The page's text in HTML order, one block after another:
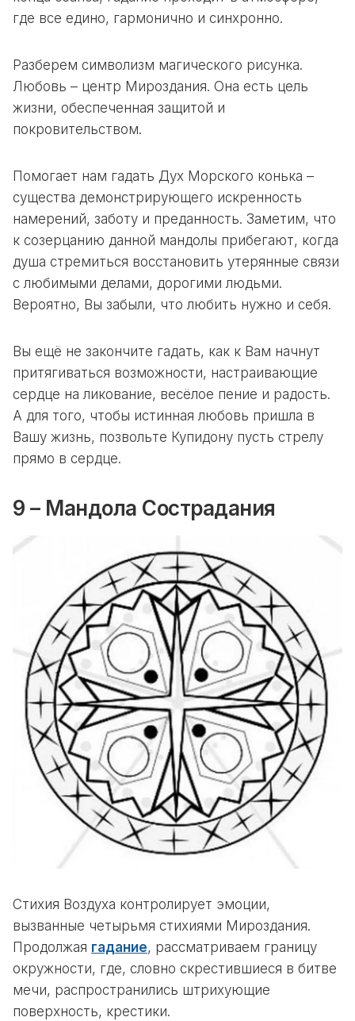
где все едино, гармонично и синхронно.
Разберем символизм магического рисунка.
Любовь – центр Мироздания. Она есть цель
жизни, обеспеченная защитой и
покровительством.
Помогает нам гадать Дух Морского конька –
существа демонстрирующего искренность
намерений, заботу и преданность. Заметим, что
к созерцанию данной мандолы прибегают, когда
душа стремиться восстановить утерянные связи
с любимыми делами, дорогими людьми.
Вероятно, Вы забыли, что любить нужно и себя.
Вы ещё не закончите гадать, как к Вам начнут
притягиваться возможности, настраивающие
сердце на ликование, весёлое пение и радость.
А для того, чтобы истинная любовь пришла в
Вашу жизнь, позвольте Купидону пусть стрелу
прямо в сердце.
9 – Мандола Сострадания
Стихия Воздуха контролирует эмоции,
вызванные четырьмя стихиями Мироздания.
Продолжая гадание, рассматриваем границу
окружности, где, словно скрестившиеся в битве
мечи, распространились штрихующие
поверхность, крестики.